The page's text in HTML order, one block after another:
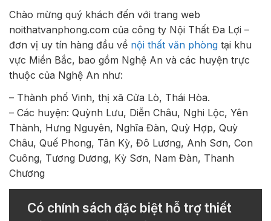
Chào mừng quý khách đến với trang web
noithatvanphong.com của công ty Nội Thất Đa Lợi –
đơn vị uy tín hàng đầu về nội thất văn phòng tại khu
vực Miền Bắc, bao gồm Nghệ An và các huyện trực
thuộc của Nghệ An như:
– Thành phố Vinh, thị xã Cửa Lò, Thái Hòa.
– Các huyện: Quỳnh Lưu, Diễn Châu, Nghi Lộc, Yên
Thành, Hưng Nguyên, Nghĩa Đàn, Quỳ Hợp, Quỳ
Châu, Quế Phong, Tân Kỳ, Đô Lương, Anh Sơn, Con
Cuông, Tương Dương, Kỳ Sơn, Nam Đàn, Thanh
Chương
Có chính sách đặc biệt hỗ trợ thiết